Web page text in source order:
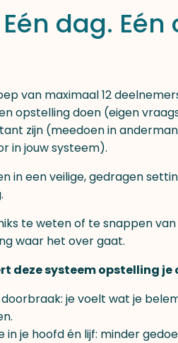
Eén dag.
van maximaal 12
opstelling doen (eigen
zijn (meedoen in
in jouw systeem).
in een veilige, gedragen
te weten of te snappen
waar het over gaat.
deze systeem opstelling je
je voelt wat je
in je hoofd én lijf: minder